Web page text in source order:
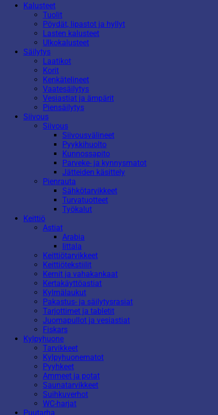
Kalusteet
Tuolit
Pöydät, lipastot ja hyllyt
Lasten kalusteet
Ulkokalusteet
Säilytys
Laatikot
Korit
Kenkätelineet
Vaatesäilytys
Vesiastiat ja ämpärit
Piensäilytys
Siivous
Siivous
Siivousvälineet
Pyykkihuolto
Kunnossapito
Parveke- ja kynnysmatot
Jätteiden käsittely
Pienrauta
Sähkötarvikkeet
Turvatuotteet
Työkalut
Keittiö
Astiat
Arabia
Iittala
Keittiötarvikkeet
Keittiötekstiilit
Kernit ja vahakankaat
Kertakäyttöastiat
Kylmälaukut
Pakastus- ja säilytysrasiat
Tarjottimet ja tabletit
Juomapullot ja vesiastiat
Fiskars
Kylpyhuone
Tarvikkeet
Kylpyhuonematot
Pyyhkeet
Ammeet ja potat
Saunatarvikkeet
Suihkuverhot
WC-harjat
Puutarha